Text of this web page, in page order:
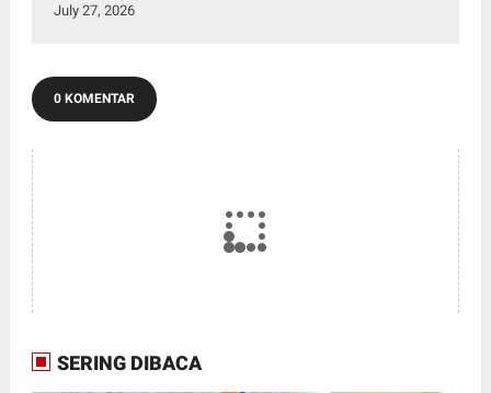
July 27, 2026
0 KOMENTAR
SERING DIBACA